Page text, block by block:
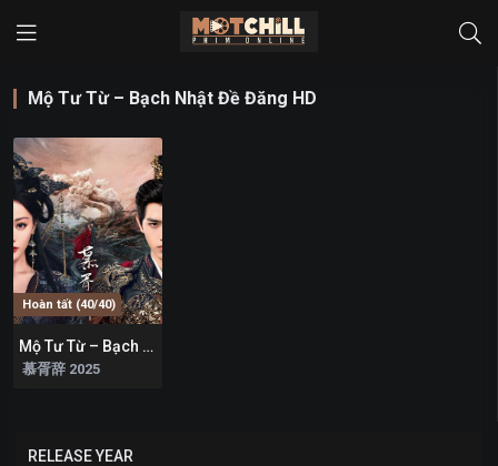
Mộ Tư Từ – Bạch Nhật Đề Đăng HD
Hoàn tất (40/40)
0
Mộ Tư Từ – Bạch Nhật Đề Đăng
慕胥辞 2025
RELEASE YEAR